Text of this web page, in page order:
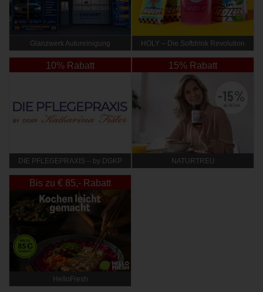
Glanzwerk Autoreinigung HOLY – Die Softdrink Revolution
10% Rabatt
DIE PFLEGEPRAXIS – by DGKP
15% Rabatt
NATURTREU
Bis zu € 85,- Rabatt
HelloFresh